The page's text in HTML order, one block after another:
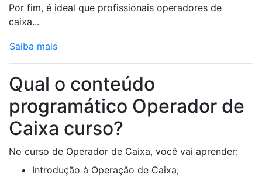
Por fim, é ideal que profissionais operadores de
caixa...
Saiba mais
Qual o conteúdo
programático Operador de
Caixa curso?
No curso de Operador de Caixa, você vai aprender:
Introdução à Operação de Caixa;